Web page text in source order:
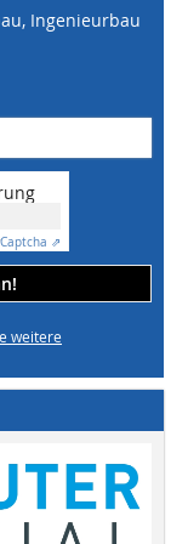
Ingenieurbau
Captcha ⇗
weitere